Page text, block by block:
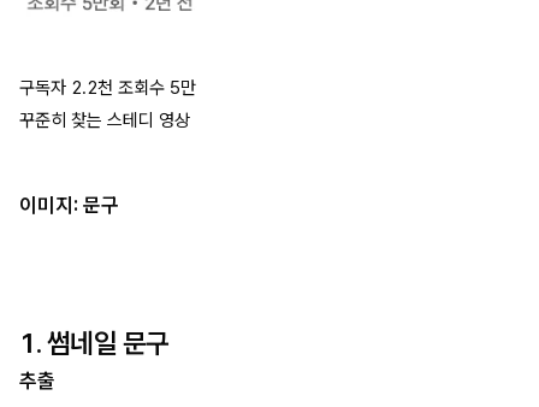
구독자 2.2천 조회수 5만
꾸준히 찾는 스테디 영상
이미지: 문구
1. 썸네일 문구
추출